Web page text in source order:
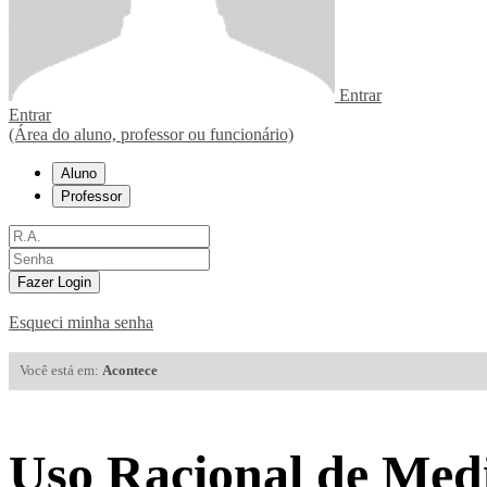
Entrar
Entrar
(Área do aluno, professor ou funcionário)
Aluno
Professor
Fazer Login
Esqueci minha senha
Você está em: Acontece
Uso Racional de